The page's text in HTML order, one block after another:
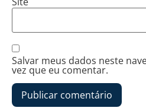
Salvar meus dados neste
vez que eu comentar.